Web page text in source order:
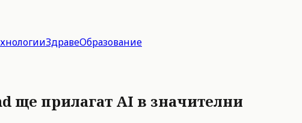
ЗдравеОбразование
ще прилагат AI в значителни